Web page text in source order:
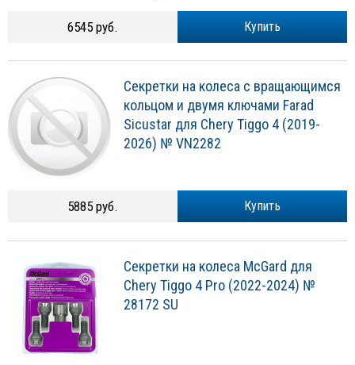
Купить
6545 руб.
Секретки на колеса с вращающимся
кольцом и двумя ключами Farad
Sicustar для Chery Tiggo 4 (2019-
2026) № VN2282
Купить
5885 руб.
Секретки на колеса McGard для
Chery Tiggo 4 Pro (2022-2024) №
28172 SU